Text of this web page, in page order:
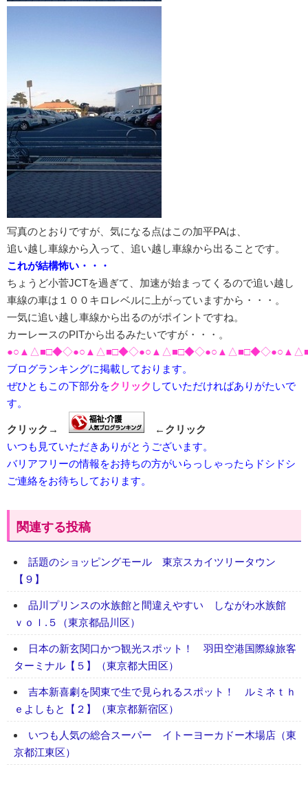
写真のとおりですが、気になる点はこの加平PAは、
追い越し車線から入って、追い越し車線から出ることです。
これが結構怖い・・・
ちょうど小菅JCTを過ぎて、加速が始まってくるので追い越し
車線の車は１００キロレベルに上がっていますから・・・。
一気に追い越し車線から出るのがポイントですね。
カーレースのPITから出るみたいですが・・・。
ブログランキングに掲載しております。
ぜひともこの下部分をクリック していただければありがたいで
す。
クリック→
←クリック
いつも見ていただきありがとうございます。
バリアフリーの情報をお持ちの方がいらっしゃったらドシドシ
ご連絡をお待ちしております。
関連する投稿
話題のショッピングモール 東京スカイツリータウン
【９】
品川プリンスの水族館と間違えやすい しながわ水族館
ｖｏｌ.５（東京都品川区）
日本の新玄関口かつ観光スポット！ 羽田空港国際線旅客
ターミナル【５】（東京都大田区）
吉本新喜劇を関東で生で見られるスポット！ ルミネｔｈ
ｅよしもと【２】（東京都新宿区）
いつも人気の総合スーパー イトーヨーカドー木場店（東
京都江東区）